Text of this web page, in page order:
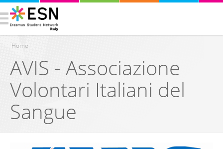
Tu sei qui
Home
AVIS - Associazione
Volontari Italiani del
Sangue